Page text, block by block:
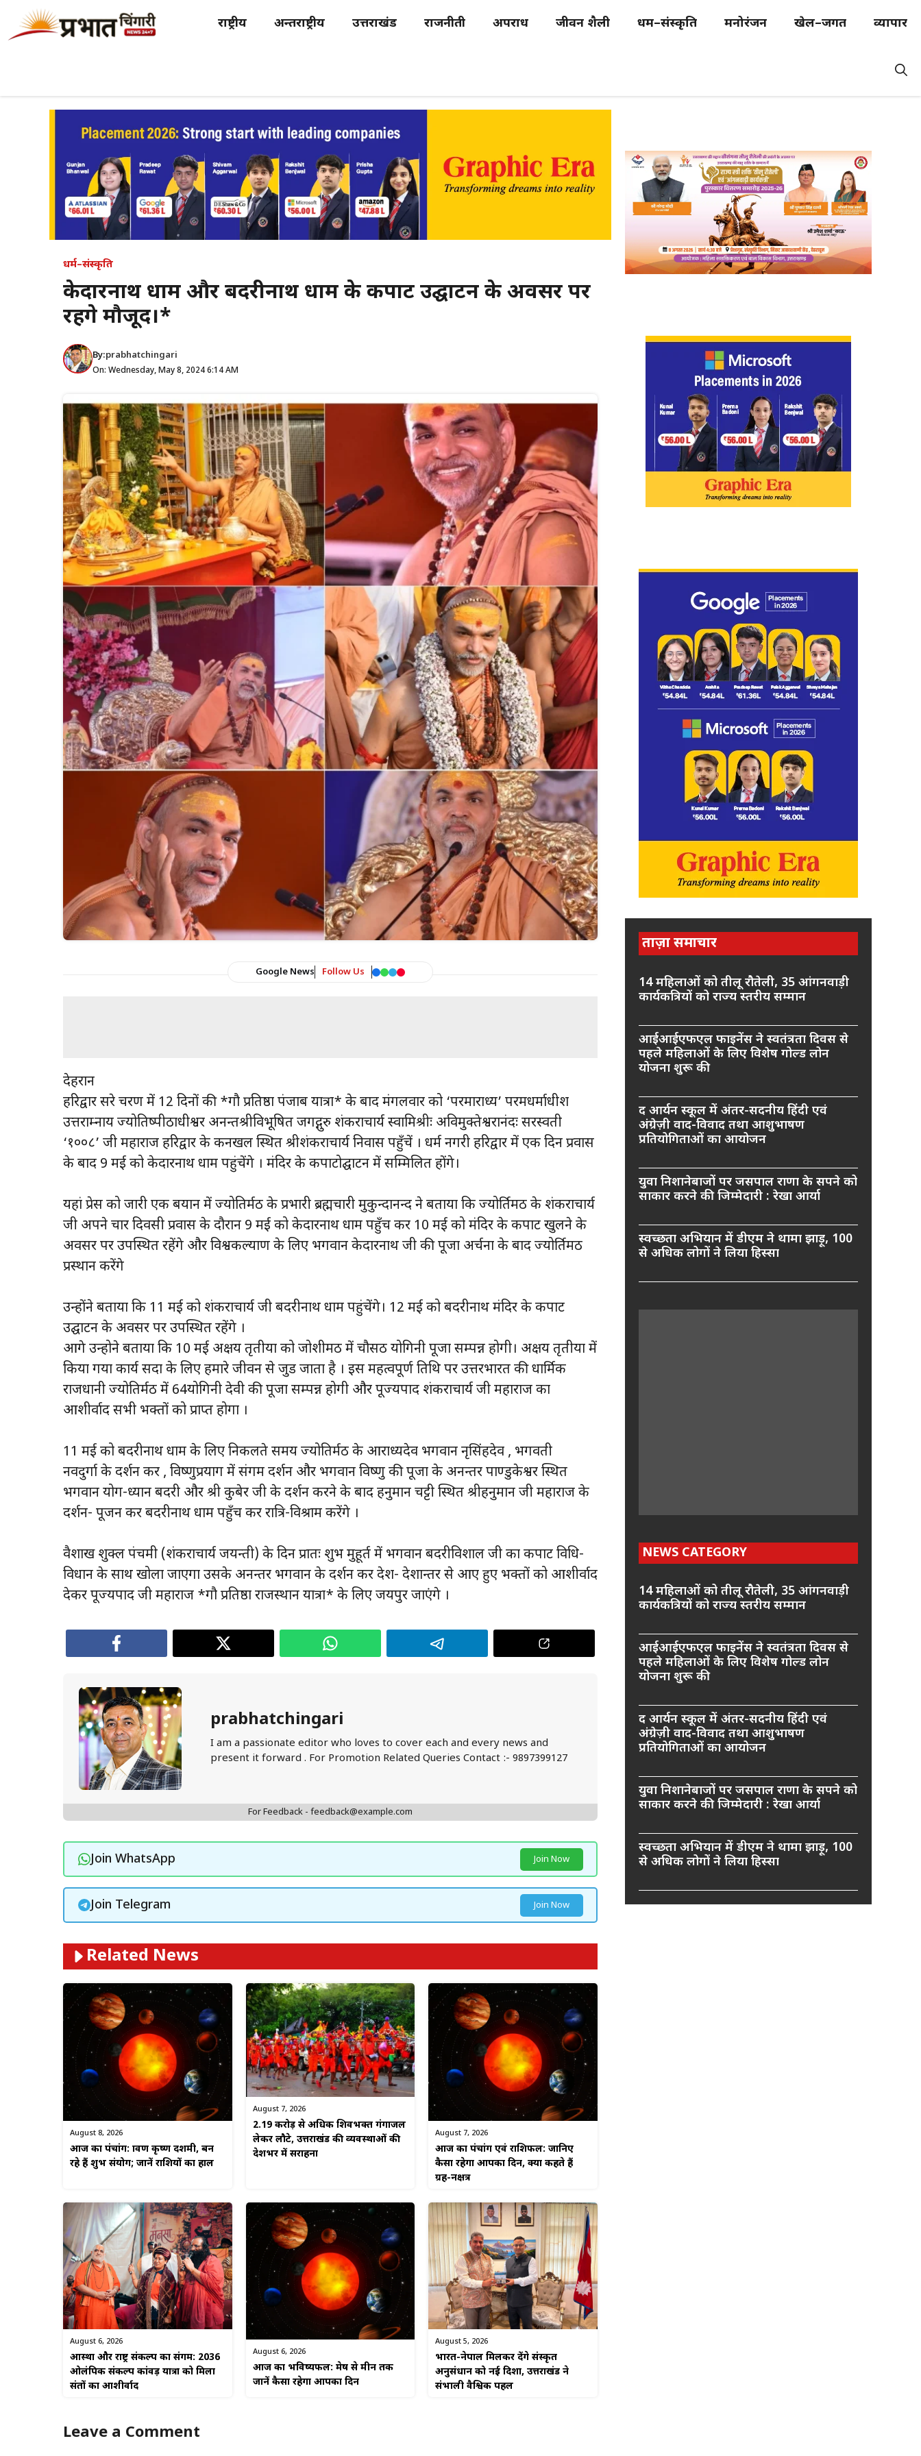
राष्ट्रीय अन्तर्राष्ट्रीय उत्तराखंड राजनीती अपराध जीवन शैली धर्म–संस्कृति मनोरंजन खेल–जगत व्यापार
धर्म–संस्कृति
केदारनाथ धाम और बदरीनाथ धाम के कपाट उद्घाटन के अवसर पर
रहेंगे मौजूद।*
By:prabhatchingari
On: Wednesday, May 8, 2024 6:14 AM
Google News Follow Us
देहरादून
हरिद्वार दूसरे चरण में 12 दिनों की *गौ प्रतिष्ठा पंजाब यात्रा* के बाद मंगलवार को ‘परमाराध्य’ परमधर्माधीश
उत्तराम्नाय ज्योतिष्पीठाधीश्वर अनन्तश्रीविभूषित जगद्गुरु शंकराचार्य स्वामिश्रीः अविमुक्तेश्वरानंदः सरस्वती
‘१००८’ जी महाराज हरिद्वार के कनखल स्थित श्रीशंकराचार्य निवास पहुँचें । धर्म नगरी हरिद्वार में एक दिन प्रवास
के बाद 9 मई को केदारनाथ धाम पहुंचेंगे । मंदिर के कपाटोद्घाटन में सम्मिलित होंगे।
यहां प्रेस को जारी एक बयान में ज्योतिर्मठ के प्रभारी ब्रह्मचारी मुकुन्दानन्द ने बताया कि ज्योर्तिमठ के शंकराचार्य
जी अपने चार दिवसी प्रवास के दौरान 9 मई को केदारनाथ धाम पहुँच कर 10 मई को मंदिर के कपाट खुलने के
अवसर पर उपस्थित रहेंगे और विश्वकल्याण के लिए भगवान केदारनाथ जी की पूजा अर्चना के बाद ज्योर्तिमठ
प्रस्थान करेंगे
उन्होंने बताया कि 11 मई को शंकराचार्य जी बदरीनाथ धाम पहुंचेंगे। 12 मई को बदरीनाथ मंदिर के कपाट
उद्घाटन के अवसर पर उपस्थित रहेंगे ।
आगे उन्होने बताया कि 10 मई अक्षय तृतीया को जोशीमठ में चौसठ योगिनी पूजा सम्पन्न होगी। अक्षय तृतीया में
किया गया कार्य सदा के लिए हमारे जीवन से जुड जाता है । इस महत्वपूर्ण तिथि पर उत्तरभारत की धार्मिक
राजधानी ज्योतिर्मठ में 64योगिनी देवी की पूजा सम्पन्न होगी और पूज्यपाद शंकराचार्य जी महाराज का
आशीर्वाद सभी भक्तों को प्राप्त होगा ।
11 मई को बदरीनाथ धाम के लिए निकलते समय ज्योतिर्मठ के आराध्यदेव भगवान नृसिंहदेव , भगवती
नवदुर्गा के दर्शन कर , विष्णुप्रयाग में संगम दर्शन और भगवान विष्णु की पूजा के अनन्तर पाण्डुकेश्वर स्थित
भगवान योग-ध्यान बदरी और श्री कुबेर जी के दर्शन करने के बाद हनुमान चट्टी स्थित श्रीहनुमान जी महाराज के
दर्शन- पूजन कर बदरीनाथ धाम पहुँच कर रात्रि-विश्राम करेंगे ।
वैशाख शुक्ल पंचमी (शंकराचार्य जयन्ती) के दिन प्रातः शुभ मुहूर्त में भगवान बदरीविशाल जी का कपाट विधि-
विधान के साथ खोला जाएगा उसके अनन्तर भगवान के दर्शन कर देश- देशान्तर से आए हुए भक्तों को आशीर्वाद
देकर पूज्यपाद जी महाराज *गौ प्रतिष्ठा राजस्थान यात्रा* के लिए जयपुर जाएंगे ।
prabhatchingari
I am a passionate editor who loves to cover each and every news and
present it forward . For Promotion Related Queries Contact :- 9897399127
For Feedback - feedback@example.com
Join WhatsApp Join Now
Join Telegram Join Now
Related News
August 8, 2026
आज का पंचांग: श्रावण कृष्ण दशमी, बन
रहे हैं शुभ संयोग; जानें राशियों का हाल
August 7, 2026
2.19 करोड़ से अधिक शिवभक्त गंगाजल
लेकर लौटे, उत्तराखंड की व्यवस्थाओं की
देशभर में सराहना
August 7, 2026
आज का पंचांग एवं राशिफल: जानिए
कैसा रहेगा आपका दिन, क्या कहते हैं
ग्रह-नक्षत्र
August 6, 2026
आस्था और राष्ट्र संकल्प का संगम: 2036
ओलंपिक संकल्प कांवड़ यात्रा को मिला
संतों का आशीर्वाद
August 6, 2026
आज का भविष्यफल: मेष से मीन तक
जानें कैसा रहेगा आपका दिन
August 5, 2026
भारत-नेपाल मिलकर देंगे संस्कृत
अनुसंधान को नई दिशा, उत्तराखंड ने
संभाली वैश्विक पहल
Leave a Comment
ताज़ा समाचार
14 महिलाओं को तीलू रौतेली, 35 आंगनवाड़ी
कार्यकत्रियों को राज्य स्तरीय सम्मान
आईआईएफएल फाइनेंस ने स्वतंत्रता दिवस से
पहले महिलाओं के लिए विशेष गोल्ड लोन
योजना शुरू की
द आर्यन स्कूल में अंतर-सदनीय हिंदी एवं
अंग्रेज़ी वाद-विवाद तथा आशुभाषण
प्रतियोगिताओं का आयोजन
युवा निशानेबाजों पर जसपाल राणा के सपने को
साकार करने की जिम्मेदारी : रेखा आर्या
स्वच्छता अभियान में डीएम ने थामा झाड़ू, 100
से अधिक लोगों ने लिया हिस्सा
NEWS CATEGORY
14 महिलाओं को तीलू रौतेली, 35 आंगनवाड़ी
कार्यकत्रियों को राज्य स्तरीय सम्मान
आईआईएफएल फाइनेंस ने स्वतंत्रता दिवस से
पहले महिलाओं के लिए विशेष गोल्ड लोन
योजना शुरू की
द आर्यन स्कूल में अंतर-सदनीय हिंदी एवं
अंग्रेज़ी वाद-विवाद तथा आशुभाषण
प्रतियोगिताओं का आयोजन
युवा निशानेबाजों पर जसपाल राणा के सपने को
साकार करने की जिम्मेदारी : रेखा आर्या
स्वच्छता अभियान में डीएम ने थामा झाड़ू, 100
से अधिक लोगों ने लिया हिस्सा